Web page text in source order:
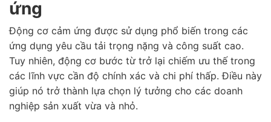
ứng
Động cơ cảm ứng được sử dụng phổ biến trong các
ứng dụng yêu cầu tải trọng nặng và công suất cao.
Tuy nhiên, động cơ bước từ trở lại chiếm ưu thế trong
các lĩnh vực cần độ chính xác và chi phí thấp. Điều này
giúp nó trở thành lựa chọn lý tưởng cho các doanh
nghiệp sản xuất vừa và nhỏ.